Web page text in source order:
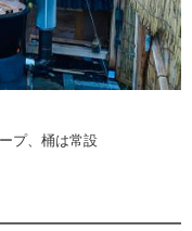
プ、桶は常設